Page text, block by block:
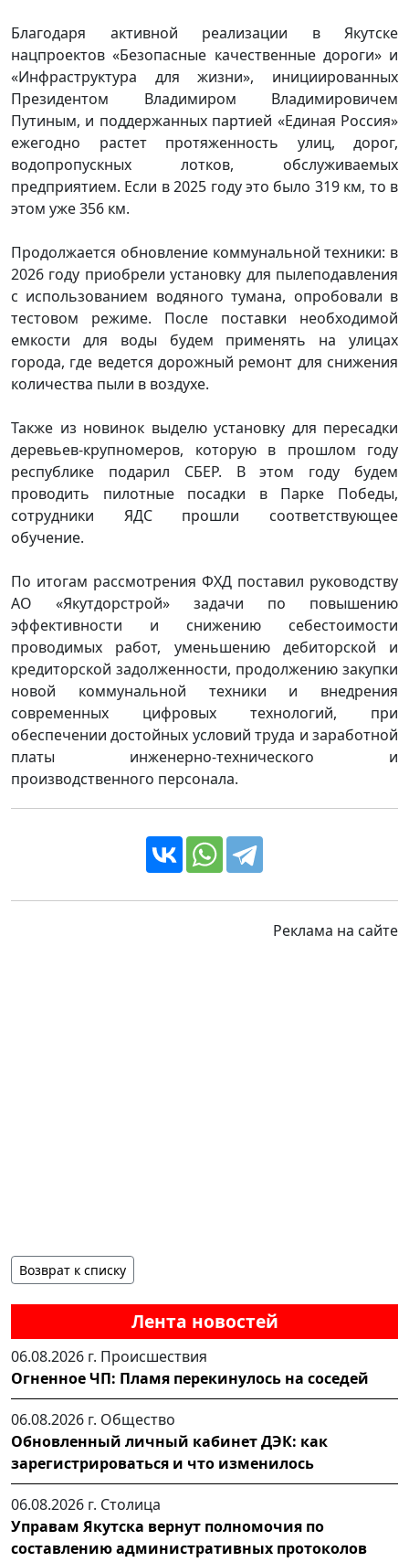
Лента новостей
06.08.2026 г. Происшествия
Огненное ЧП: Пламя перекинулось на соседей
06.08.2026 г. Общество
Обновленный личный кабинет ДЭК: как
зарегистрироваться и что изменилось
06.08.2026 г. Столица
Управам Якутска вернут полномочия по
составлению административных протоколов
Благодаря активной реализации в Якутске
нацпроектов «Безопасные качественные дороги» и
«Инфраструктура для жизни», инициированных
Президентом Владимиром Владимировичем
Путиным, и поддержанных партией «Единая Россия»
ежегодно растет протяженность улиц, дорог,
водопропускных лотков, обслуживаемых
предприятием. Если в 2025 году это было 319 км, то в
этом уже 356 км.
Продолжается обновление коммунальной техники: в
2026 году приобрели установку для пылеподавления
с использованием водяного тумана, опробовали в
тестовом режиме. После поставки необходимой
емкости для воды будем применять на улицах
города, где ведется дорожный ремонт для снижения
количества пыли в воздухе.
Также из новинок выделю установку для пересадки
деревьев-крупномеров, которую в прошлом году
республике подарил СБЕР. В этом году будем
проводить пилотные посадки в Парке Победы,
сотрудники ЯДС прошли соответствующее
обучение.
По итогам рассмотрения ФХД поставил руководству
АО «Якутдорстрой» задачи по повышению
эффективности и снижению себестоимости
проводимых работ, уменьшению дебиторской и
кредиторской задолженности, продолжению закупки
новой коммунальной техники и внедрения
современных цифровых технологий, при
обеспечении достойных условий труда и заработной
платы инженерно-технического и
производственного персонала.
Реклама на сайте
Возврат к списку